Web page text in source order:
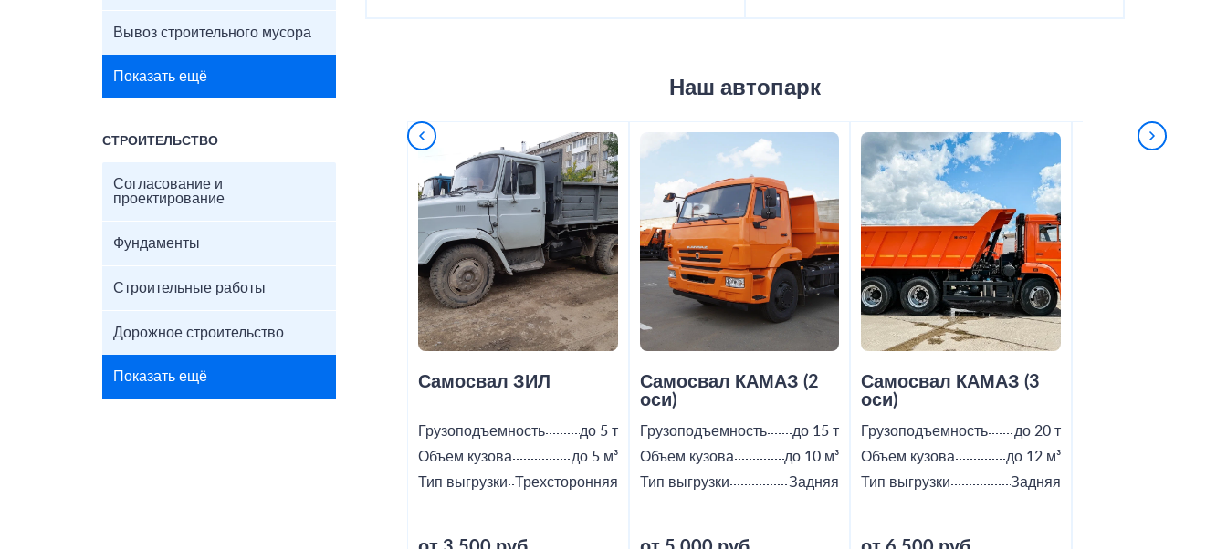
Вывоз строительного мусора
Показать ещё
СТРОИТЕЛЬСТВО
Согласование и
проектирование
Фундаменты
Строительные работы
Дорожное строительство
Показать ещё
Наш автопарк
Самосвал ЗИЛ
Грузоподъемность
до 5 т
Объем кузова
до 5 м³
Тип выгрузки Трехсторонняя
Самосвал КАМАЗ (2
оси)
Грузоподъемность
до 15 т
Объем кузова
до 10 м³
Тип выгрузки
Задняя
Самосвал КАМАЗ (3
оси)
Грузоподъемность
до 20 т
Объем кузова
до 12 м³
Тип выгрузки
Задняя